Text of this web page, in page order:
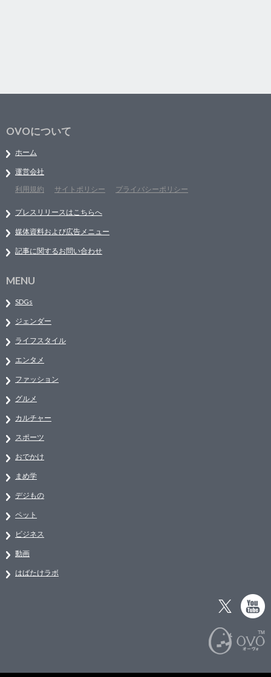
OVOについて
ホーム
運営会社
利用規約
サイトポリシー プライバシーポリシー
プレスリリースはこちらへ
媒体資料および広告メニュー
記事に関するお問い合わせ
MENU
SDGs
ジェンダー
ライフスタイル
エンタメ
ファッション
グルメ
カルチャー
スポーツ
おでかけ
まめ学
デジもの
ペット
ビジネス
動画
はばたけラボ